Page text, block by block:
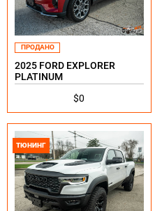
ПРОДАНО
2025 FORD EXPLORER
PLATINUM
$0
ТЮНИНГ